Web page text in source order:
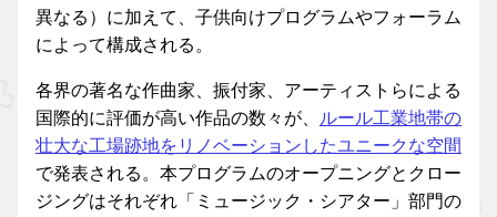
異なる）に加えて、子供向けプログラムやフォーラム
によって構成される。
各界の著名な作曲家、振付家、アーティストらによる
国際的に評価が高い作品の数々が、
ルール工業地帯の
壮大な工場跡地をリノベーションしたユニークな空間
で発表される。本プログラムのオープニングとクロー
ジングはそれぞれ「ミュージック・シアター」部門の